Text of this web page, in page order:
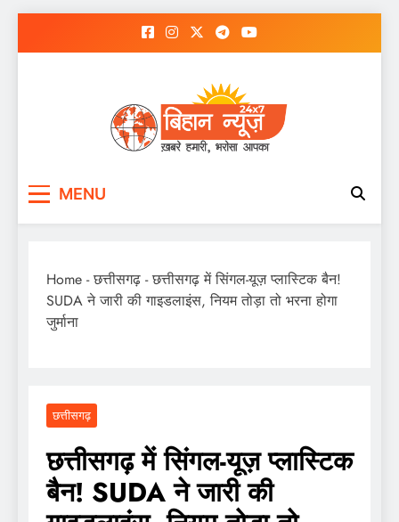
MENU
Home -छत्तीसगढ़ -छत्तीसगढ़ में सिंगल-यूज़ प्लास्टिक बैन!
SUDA ने जारी की गाइडलाइंस, नियम तोड़ा तो भरना होगा
जुर्माना
छत्तीसगढ़
छत्तीसगढ़ में सिंगल-यूज़ प्लास्टिक
बैन! SUDA ने जारी की